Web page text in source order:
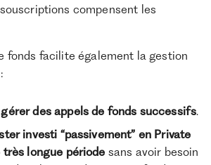
compensent les
fonds facilite également la gestion
gérer des appels de fonds successifs.
investi “passivement” en Private
très longue période sans avoir besoin